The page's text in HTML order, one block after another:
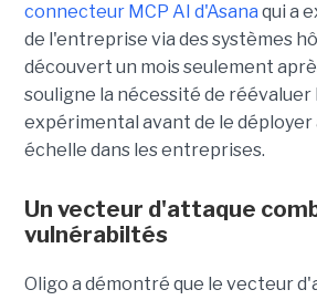
connecteur MCP AI d'Asana qui a
de l'entreprise via des systèmes
découvert un mois seulement
souligne la nécessité de
expérimental avant de le déployer
échelle dans les entreprises.
Un vecteur d'attaque
vulnérabiltés
Oligo a démontré que le vecteur